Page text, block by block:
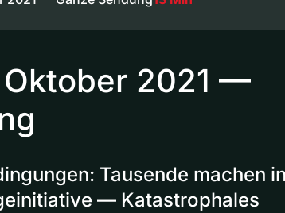
2021 —
Tausende machen in
— Katastrophales